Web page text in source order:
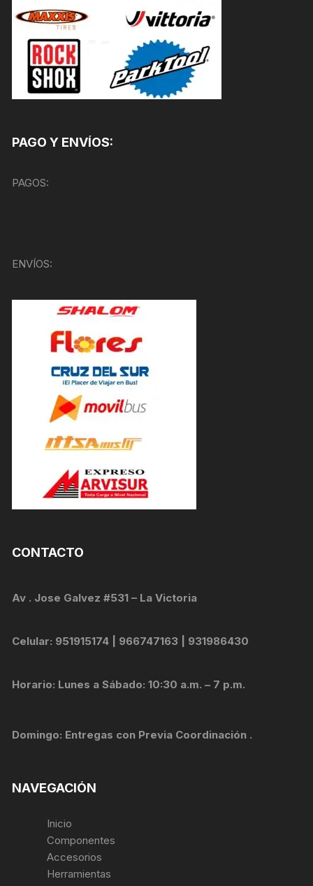
PAGO Y ENVÍOS:
PAGOS:
ENVÍOS:
CONTACTO
Av . Jose Galvez #531 – La Victoria
Celular: 951915174 | 966747163 | 931986430
Horario: Lunes a Sábado: 10:30 a.m. – 7 p.m.
Domingo: Entregas con Previa Coordinación .
NAVEGACIÓN
Inicio
Componentes
Accesorios
Herramientas